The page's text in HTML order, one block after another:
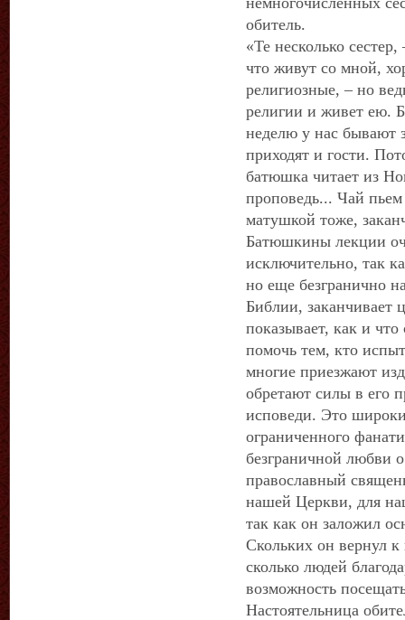
обитель.
«Те несколько
что живут со мной,
религиозные, – но
религии и живет ею.
неделю у нас бывают
приходят и гости.
батюшка читает из
проповедь... Чай
матушкой тоже,
Батюшкины лекции
исключительно, так
но еще безгранично
Библии, заканчивает
показывает, как и
помочь тем, кто
многие приезжают
обретают силы в его
исповеди. Это
ограниченного
безграничной любви
православный
нашей Церкви, для
так как он заложил
Скольких он вернул
сколько людей
возможность
Настоятельница